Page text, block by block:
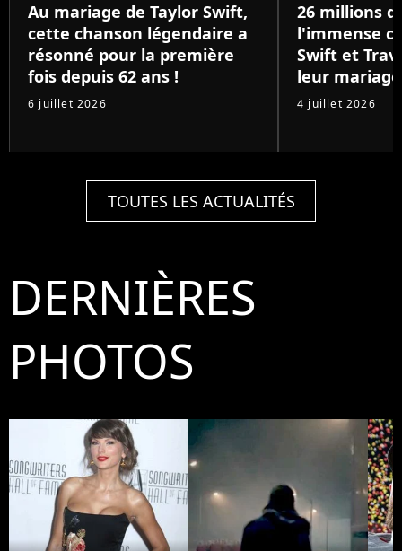
Au mariage de Taylor Swift,
cette chanson légendaire a
résonné pour la première
fois depuis 62 ans !
6 juillet 2026
26 millions
l'immense
Swift et
leur mariage
4 juillet 2026
TOUTES LES ACTUALITÉS
DERNIÈRES
PHOTOS